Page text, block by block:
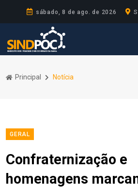
sábado, 8 de ago. de 2026
Principal Notícia
GERAL
Confraternização e
homenagens